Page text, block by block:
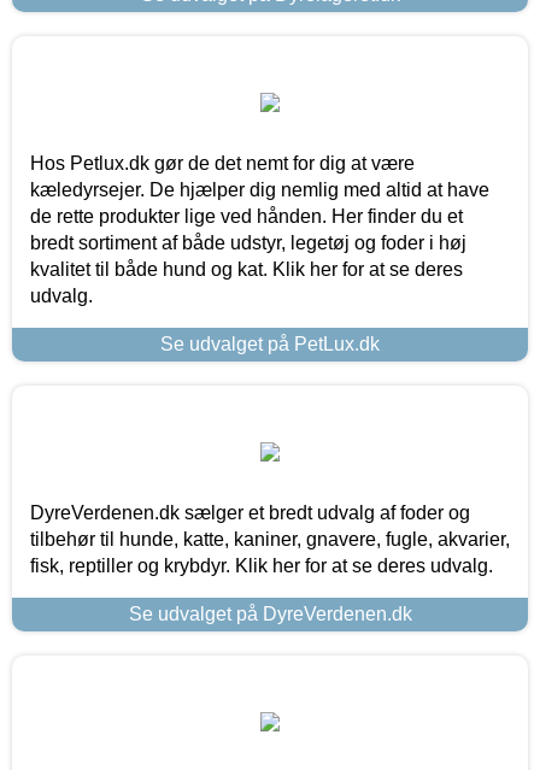
Hos Petlux.dk gør de det nemt for dig at være
kæledyrsejer. De hjælper dig nemlig med altid at have
de rette produkter lige ved hånden. Her finder du et
bredt sortiment af både udstyr, legetøj og foder i høj
kvalitet til både hund og kat. Klik her for at se deres
udvalg.
Se udvalget på PetLux.dk
DyreVerdenen.dk sælger et bredt udvalg af foder og
tilbehør til hunde, katte, kaniner, gnavere, fugle, akvarier,
fisk, reptiller og krybdyr. Klik her for at se deres udvalg.
Se udvalget på DyreVerdenen.dk